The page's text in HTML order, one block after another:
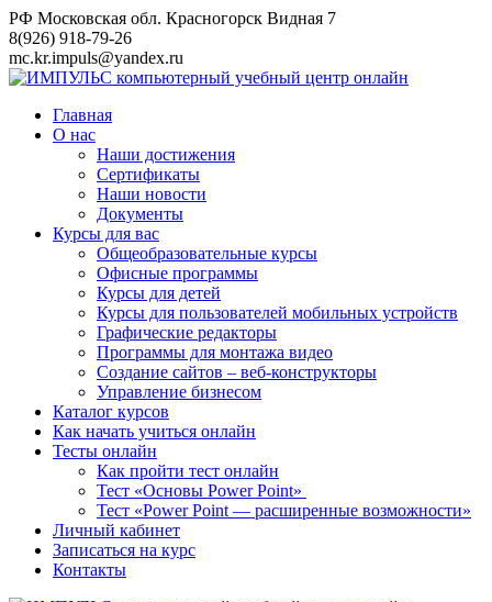
Перейти
к
контенту
РФ Московская обл. Красногорск Видная 7
8(926) 918-79-26
mc.kr.impuls@yandex.ru
Главная
О нас
Наши достижения
Сертификаты
Наши новости
Документы
Курсы для вас
Общеобразовательные курсы
Офисные программы
Курсы для детей
Курсы для пользователей мобильных устройств
Графические редакторы
Программы для монтажа видео
Создание сайтов – веб-конструкторы
Управление бизнесом
Каталог курсов
Как начать учиться онлайн
Тесты онлайн
Как пройти тест онлайн
Тест «Основы Power Point»
Тест «Power Point — расширенные возможности»
Личный кабинет
Записаться на курс
Контакты